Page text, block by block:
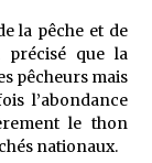
la pêche et de
précisé que la
pêcheurs mais
l’abondance
le thon
nationaux.